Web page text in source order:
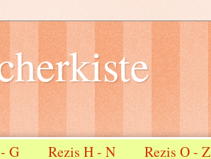
G Rezis H - N Rezis O - Z